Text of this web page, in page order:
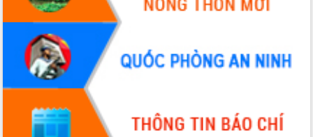
sầu riêng tại Đắk Lắk
Trình diễn nghệ thuật chế biến các
món ăn từ sầu riêng
Đắk Lắk công bố Quy hoạch và xúc
tiến đầu tư tỉnh
Ngành cá ngừ Đắk Lắk chủ động thích
ứng để giữ vững thị trường xuất khẩu
Diễn đàn Kinh tế tư nhân Việt Nam đột
phá cơ chế - Hợp tác công tư